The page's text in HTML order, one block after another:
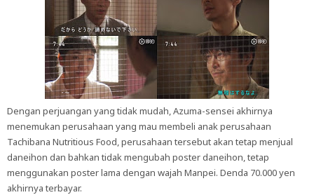
Dengan perjuangan yang tidak mudah, Azuma-sensei akhirnya
menemukan perusahaan yang mau membeli anak perusahaan
Tachibana Nutritious Food, perusahaan tersebut akan tetap menjual
daneihon dan bahkan tidak mengubah poster daneihon, tetap
menggunakan poster lama dengan wajah Manpei. Denda 70.000 yen
akhirnya terbayar.